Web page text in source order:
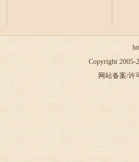
Copyright 2005-
网站备案/许